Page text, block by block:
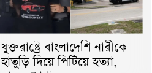
যুক্তরাষ্ট্রে বাংলাদেশি নারীকে
হাতুড়ি দিয়ে পিটিয়ে হত্যা,